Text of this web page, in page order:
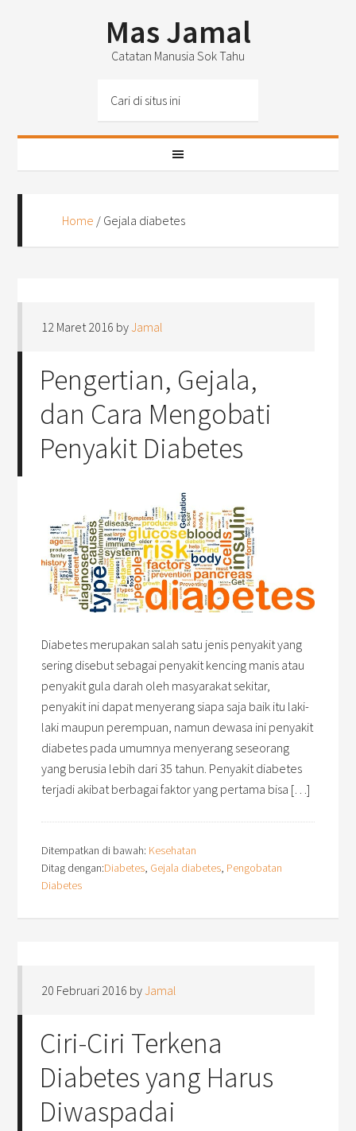
Mas Jamal
Catatan Manusia Sok Tahu
Home / Gejala diabetes
12 Maret 2016 byJamal
Pengertian, Gejala,
dan Cara Mengobati
Penyakit Diabetes
Diabetes merupakan salah satu jenis penyakit yang
sering disebut sebagai penyakit kencing manis atau
penyakit gula darah oleh masyarakat sekitar,
penyakit ini dapat menyerang siapa saja baik itu laki-
laki maupun perempuan, namun dewasa ini penyakit
diabetes pada umumnya menyerang seseorang
yang berusia lebih dari 35 tahun. Penyakit diabetes
terjadi akibat berbagai faktor yang pertama bisa […]
Ditempatkan di bawah: Kesehatan
Ditag dengan:Diabetes, Gejala diabetes, Pengobatan
Diabetes
20 Februari 2016 byJamal
Ciri-Ciri Terkena
Diabetes yang Harus
Diwaspadai